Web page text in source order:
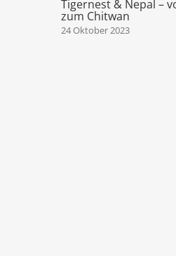
Tigernest & Nepal –
zum Chitwan
24 Oktober 2023